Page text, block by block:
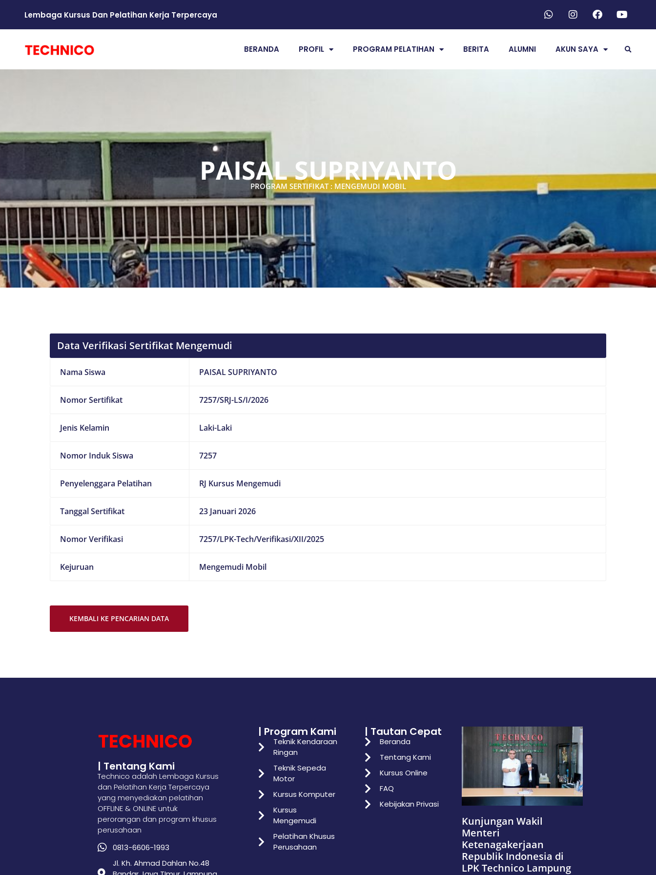
Lembaga Kursus Dan Pelatihan Kerja Terpercaya
BERANDA PROFIL PROGRAM PELATIHAN BERITA ALUMNI AKUN SAYA
PAISAL SUPRIYANTO
PROGRAM SERTIFIKAT : MENGEMUDI MOBIL
Data Verifikasi Sertifikat Mengemudi
Nama Siswa PAISAL SUPRIYANTO
Nomor Sertifikat 7257/SRJ-LS/I/2026
Jenis Kelamin Laki-Laki
Nomor Induk Siswa 7257
Penyelenggara Pelatihan RJ Kursus Mengemudi
Tanggal Sertifikat 23 Januari 2026
Nomor Verifikasi 7257/LPK-Tech/Verifikasi/XII/2025
Kejuruan Mengemudi Mobil
KEMBALI KE PENCARIAN DATA
| Tentang Kami
Technico adalah Lembaga Kursus
dan Pelatihan Kerja Terpercaya
yang menyediakan pelatihan
OFFLINE & ONLINE untuk
perorangan dan program khusus
perusahaan
0813-6606-1993
Jl. Kh. Ahmad Dahlan No.48
| Program Kami
Teknik Kendaraan
Ringan
Teknik Sepeda
Motor
Kursus Komputer
Kursus
Mengemudi
Pelatihan Khusus
Perusahaan
| Tautan Cepat
Beranda
Tentang Kami
Kursus Online
FAQ
Kebijakan Privasi
Kunjungan Wakil
Menteri
Ketenagakerjaan
Republik Indonesia di
LPK Technico Lampung